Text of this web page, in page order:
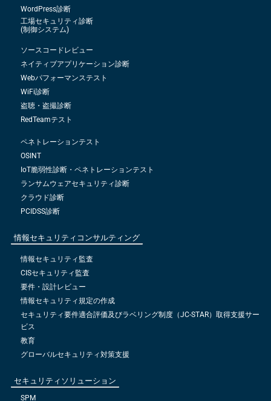
WordPress診断
工場セキュリティ診断
(制御システム)
ソースコードレビュー
ネイティブアプリケーション診断
Webパフォーマンステスト
WiFi診断
盗聴・盗撮診断
RedTeamテスト
ペネトレーションテスト
OSINT
IoT脆弱性診断・ペネトレーションテスト
ランサムウェアセキュリティ診断
クラウド診断
PCIDSS診断
情報セキュリティコンサルティング
情報セキュリティ監査
CISセキュリティ監査
要件・設計レビュー
情報セキュリティ規定の作成
セキュリティ要件適合評価及びラベリング制度（JC-STAR）取得支援サー
ビス
教育
グローバルセキュリティ対策支援
セキュリティソリューション
SPM